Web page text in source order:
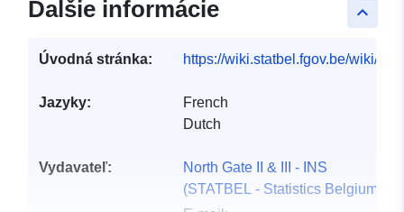
keyboard_arrow_up
Ďalšie informácie
Úvodná stránka: https://wiki.statbel.fgov.be/wiki/
Jazyky:
French
Dutch
Vydavateľ:
North Gate II & III - INS
(STATBEL - Statistics Belgium)